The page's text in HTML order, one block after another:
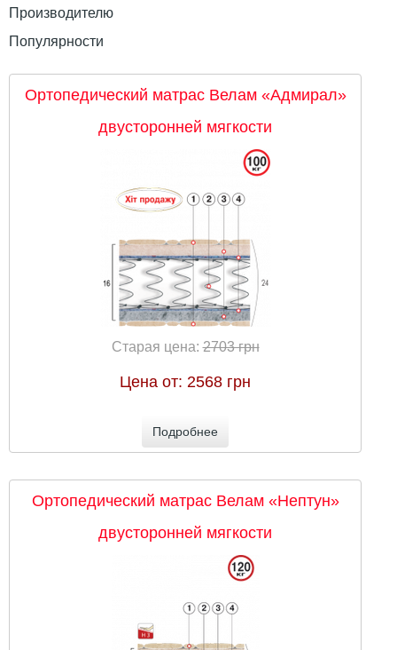
Производителю
Популярности
Ортопедический матрас Велам «Адмирал»
двусторонней мягкости
Старая цена:2703 грн
Цена от: 2568 грн
Подробнее
Ортопедический матрас Велам «Нептун»
двусторонней мягкости